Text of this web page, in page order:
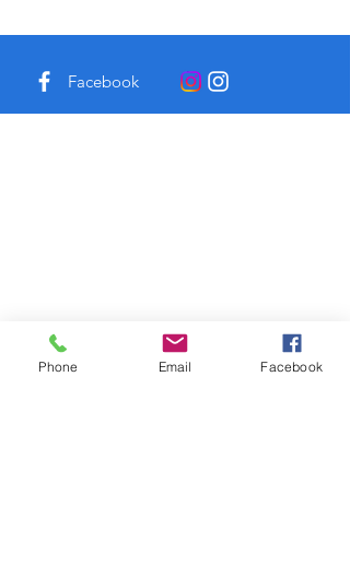
Facebook
Phone Email Facebook